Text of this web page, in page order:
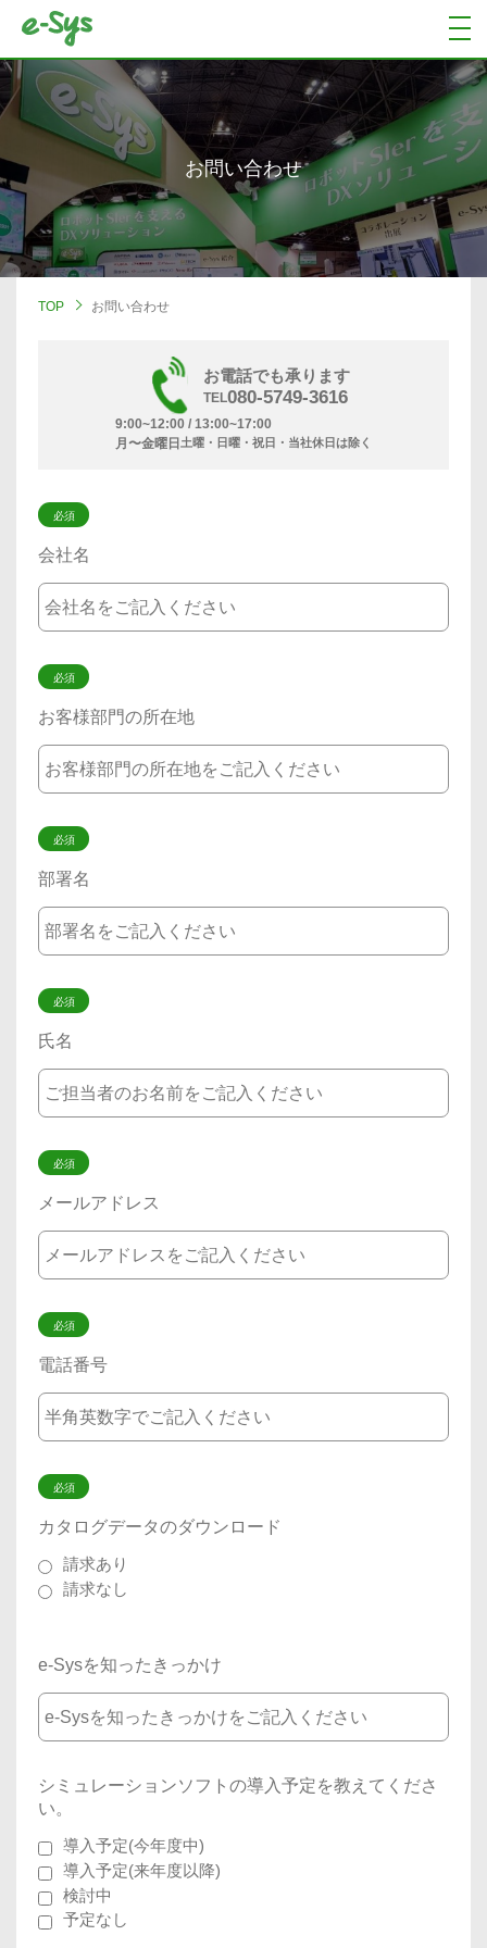
お問い合わせ
TOP お問い合わせ
お電話でも承ります
TEL080-5749-3616
9:00~12:00 / 13:00~17:00
月〜金曜日 土曜・日曜・祝日・当社休日は除く
必須
会社名
必須
お客様部門の所在地
必須
部署名
必須
氏名
必須
メールアドレス
必須
電話番号
必須
カタログデータのダウンロード
請求あり
請求なし
e-Sysを知ったきっかけ
シミュレーションソフトの導入予定を教えてくださ
い。
導入予定(今年度中)
導入予定(来年度以降)
検討中
予定なし